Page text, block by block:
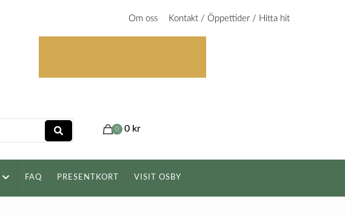
0 0 kr
FAQ PRESENTKORT VISIT OSBY
Om oss Kontakt / Öppettider / Hitta hit